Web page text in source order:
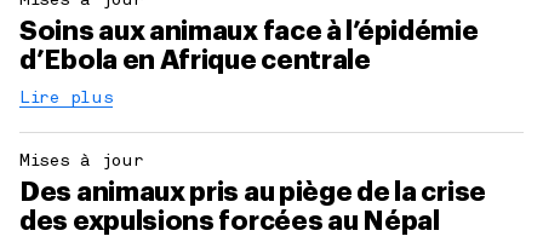
Soins aux animaux face à l’épidémie
d’Ebola en Afrique centrale
Lire plus
Mises à jour
Des animaux pris au piège de la crise
des expulsions forcées au Népal